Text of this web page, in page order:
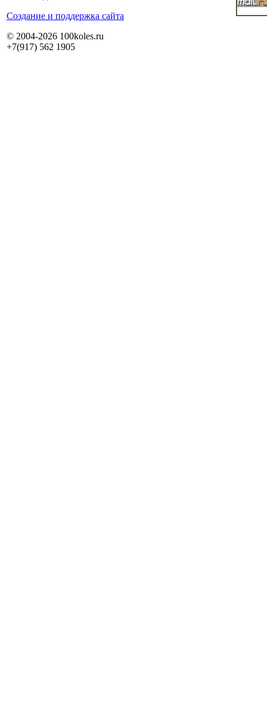
Cоздание и поддержка сайта
© 2004-2026 100koles.ru
+7(917) 562 1905